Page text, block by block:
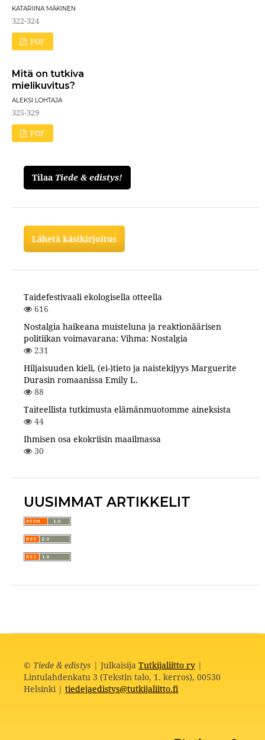
KATARIINA MÄKINEN
322-324
PDF
Mitä on tutkiva
mielikuvitus?
ALEKSI LOHTAJA
325-329
PDF
Tilaa Tiede & edistys!
Lähetä käsikirjoitus
Taidefestivaali ekologisella otteella
616
Nostalgia haikeana muisteluna ja reaktionäärisen
politiikan voimavarana: Vihma: Nostalgia
231
Hiljaisuuden kieli, (ei-)tieto ja naistekijyys Marguerite
Durasin romaanissa Emily L.
88
Taiteellista tutkimusta elämänmuotomme aineksista
44
Ihmisen osa ekokriisin maailmassa
30
UUSIMMAT ARTIKKELIT
© Tiede & edistys | Julkaisija Tutkijaliitto ry|
Lintulahdenkatu 3 (Tekstin talo, 1. kerros), 00530
Helsinki | tiedejaedistys@tutkijaliitto.fi